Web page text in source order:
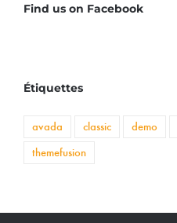
Find us on Facebook
Étiquettes
avada classic demo
themefusion